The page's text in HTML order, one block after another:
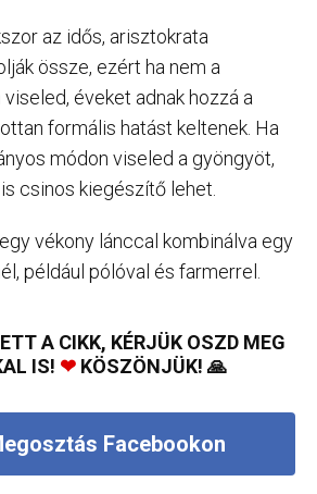
az idős, arisztokrata
össze, ezért ha nem a
éveket adnak hozzá a
formális hatást keltenek. Ha
módon viseled a gyöngyöt,
csinos kiegészítő lehet.
vékony lánccal kombinálva egy
például pólóval és farmerrel.
A CIKK, KÉRJÜK OSZD MEG
IS! ❤KÖSZÖNJÜK! 🙏
Facebookon